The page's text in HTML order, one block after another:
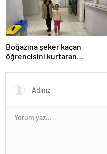
Boğazına şeker kaçan
öğrencisini kurtaran
eğitimine dikkati çekti